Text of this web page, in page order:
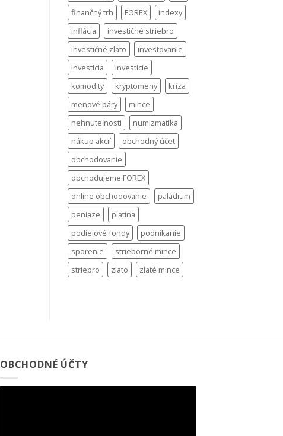
finančný trh
FOREX
indexy
inflácia
investičné striebro
investičné zlato
investovanie
investícia
investície
komodity
kryptomeny
kríza
menové páry
mince
nehnuteľnosti
numizmatika
nákup akcií
obchodný účet
obchodovanie
obchodujeme FOREX
online obchodovanie
paládium
peniaze
platina
podielové fondy
podnikanie
sporenie
strieborné mince
striebro
zlato zlaté mince
OBCHODNÉ ÚČTY